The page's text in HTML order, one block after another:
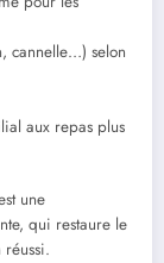
cannelle…) selon
aux repas plus
une
qui restaure le